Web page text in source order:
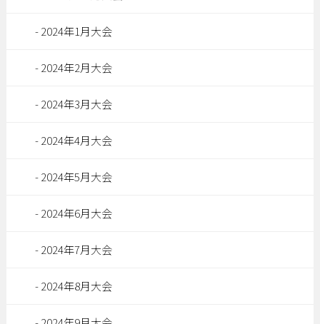
2024年1月大会
2024年2月大会
2024年3月大会
2024年4月大会
2024年5月大会
2024年6月大会
2024年7月大会
2024年8月大会